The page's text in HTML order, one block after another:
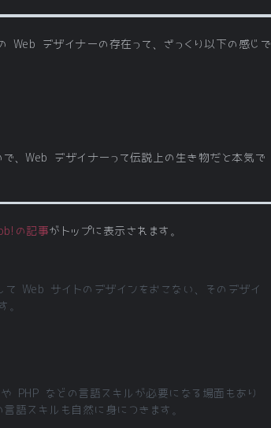
デザイナーの存在って、ざっくり以下の感じで
、Web デザイナーって伝説上の生き物だと本気で
の記事がトップに表示されます。
Web サイトのデザインをおこない、そのデザイ
。
PHP などの言語スキルが必要になる場面もあり
語スキルも自然に身につきます。